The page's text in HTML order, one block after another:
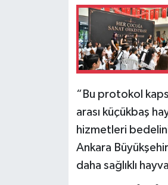
“Bu protokol
arası küçükbaş
hizmetleri
Ankara
daha sağlıklı